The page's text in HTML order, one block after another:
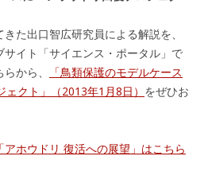
た出口智広研究員による解説を、
イト「サイエンス・ポータル」で
から、
「鳥類保護のモデルケース
クト」（2013年1月8日） をぜひお
ホウドリ 復活への展望」はこちら